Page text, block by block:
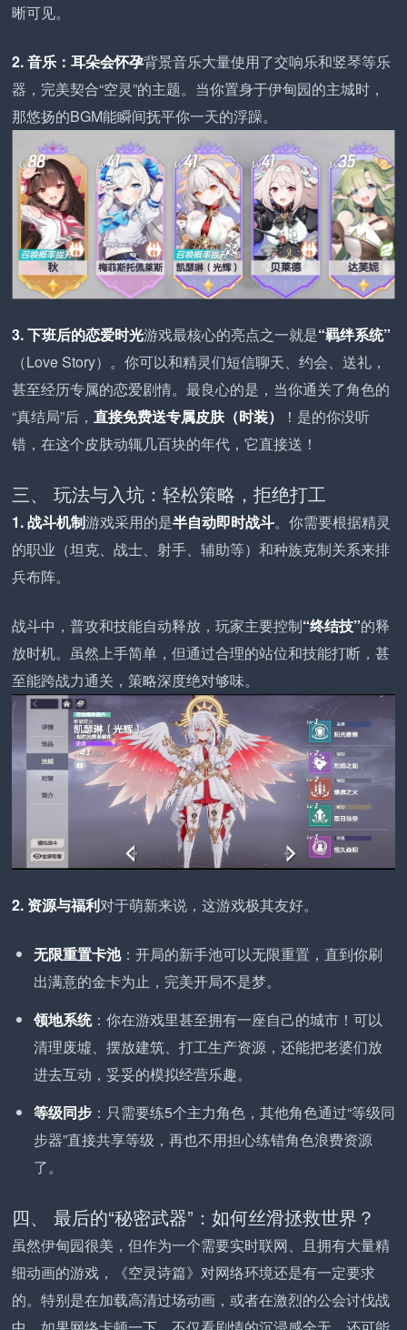
晰可见。
2. 音乐：耳朵会怀孕背景音乐大量使用了交响乐和竖琴等乐
器，完美契合“空灵”的主题。当你置身于伊甸园的主城时，
那悠扬的BGM能瞬间抚平你一天的浮躁。
3. 下班后的恋爱时光游戏最核心的亮点之一就是“羁绊系统”
（Love Story）。你可以和精灵们短信聊天、约会、送礼，
甚至经历专属的恋爱剧情。最良心的是，当你通关了角色的
“真结局”后， 直接免费送专属皮肤（时装）
！是的你没听
错，在这个皮肤动辄几百块的年代，它直接送！
三、 玩法与入坑：轻松策略，拒绝打工
1. 战斗机制游戏采用的是半自动即时战斗。你需要根据精灵
的职业（坦克、战士、射手、辅助等）和种族克制关系来排
兵布阵。
战斗中，普攻和技能自动释放，玩家主要控制“终结技”的释
放时机。虽然上手简单，但通过合理的站位和技能打断，甚
至能跨战力通关，策略深度绝对够味。
2. 资源与福利对于萌新来说，这游戏极其友好。
无限重置卡池：开局的新手池可以无限重置，直到你刷
出满意的金卡为止，完美开局不是梦。
领地系统：你在游戏里甚至拥有一座自己的城市！可以
清理废墟、摆放建筑、打工生产资源，还能把老婆们放
进去互动，妥妥的模拟经营乐趣。
等级同步 ：只需要练5个主力角色，其他角色通过“等级同
步器”直接共享等级，再也不用担心练错角色浪费资源
了。
四、 最后的“秘密武器”：如何丝滑拯救世界？
虽然伊甸园很美，但作为一个需要实时联网、且拥有大量精
细动画的游戏，《空灵诗篇》对网络环境还是有一定要求
的。特别是在加载高清过场动画，或者在激烈的公会讨伐战